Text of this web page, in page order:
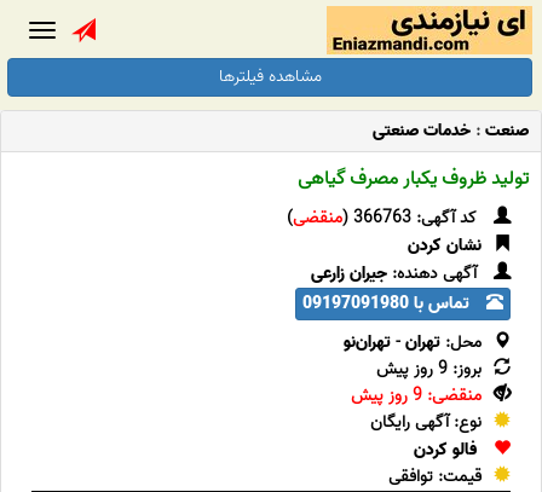
مشاهده فیلترها
صنعت: خدمات صنعتی
تولید ظروف یکبار مصرف گیاهی
کد آگهی: 366763 ( منقضی)
نشان کردن
آگهی دهنده: جیران زارعی
تماس با 09197091980
محل: تهران-تهران‌نو
بروز: 9 روز پیش
منقضی: 9 روز پیش
نوع: آگهی رایگان
فالو کردن
قیمت: توافقی